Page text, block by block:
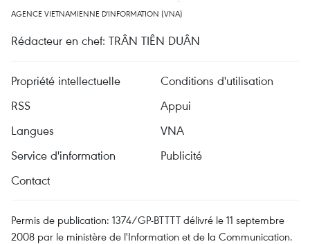
AGENCE VIETNAMIENNE D'INFORMATION (VNA)
Rédacteur en chef: TRÂN TIÊN DUÂN
Propriété intellectuelle
Conditions d'utilisation
RSS
Appui
Langues
VNA
Service d'information
Publicité
Contact
Permis de publication: 1374/GP-BTTTT délivré le 11 septembre
2008 par le ministère de l'Information et de la Communication.